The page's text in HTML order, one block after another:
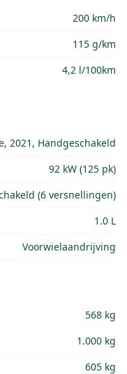
200 km/h
115 g/km
4,2 l/100km
2021, Handgeschakeld
92 kW (125 pk)
(6 versnellingen)
1.0 L
Voorwielaandrijving
568 kg
1.000 kg
605 kg